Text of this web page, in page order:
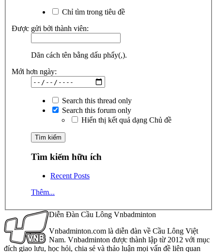
Chỉ tìm trong tiêu đề
Được gửi bởi thành viên:
Dãn cách tên bằng dấu phẩy(,).
Mới hơn ngày:
Search this thread only
Search this forum only
Hiển thị kết quả dạng Chủ đề
Tìm kiếm hữu ích
Recent Posts
Thêm...
Diễn Đàn Cầu Lông Vnbadminton
Vnbadminton.com là diễn đàn về Cầu Lông Việt
Nam. Vnbadminton được thành lập từ 2012 với mục
đích giao lưu, học hỏi, chia sẻ và thảo luận mọi vấn đề liên quan